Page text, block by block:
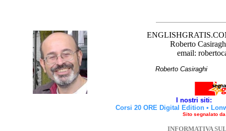
Roberto
email:
Roberto
I nostri siti:
Corsi 20 ORE Digital Edition •
Sito segnalato
INFORMATIVA